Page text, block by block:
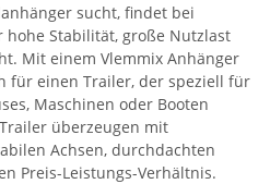
sucht, findet bei
hohe Stabilität, große Nutzlast
Mit einem Vlemmix Anhänger
für einen Trailer, der speziell für
Maschinen oder Booten
überzeugen mit
Achsen, durchdachten
Preis-Leistungs-Verhältnis.